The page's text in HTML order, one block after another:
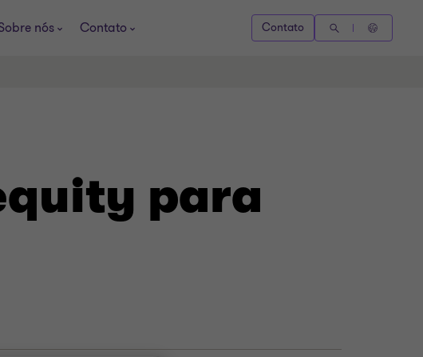
nós Contato Contato
para